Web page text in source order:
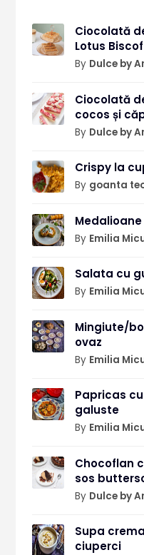
Ciocolată
Lotus
By Dulce by
Ciocolată
cocos și
By Dulce by
Crispy la
By goanta
By Emilia
Salata cu
By Emilia
Mingiute/
ovaz
By Emilia
Papricas
galuste
By Emilia
Chocoflan
sos
By Dulce by
Supa
ciuperci